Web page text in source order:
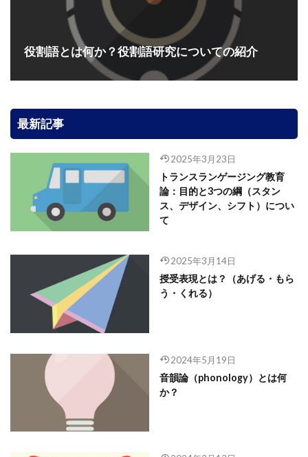
役割語とは何か？役割語研究についての紹介
最新記事
2025年3月23日
トランスランゲージング教育
論：目的と3つの綱（スタン
ス、デザイン、シフト）につい
て
2025年3月14日
授受表現とは？（あげる・もら
う・くれる）
2024年5月19日
音韻論（phonology）とは何
か？